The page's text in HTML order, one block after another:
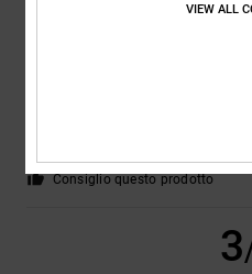
Materiale: 4 Colore: 5
Consiglio questo prodotto
3
VIEW ALL